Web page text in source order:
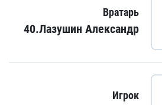
Вратарь
40.Лазушин Александр
Игрок